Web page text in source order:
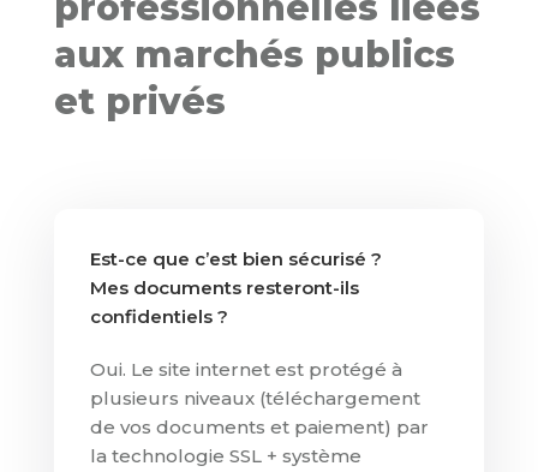
aux marchés publics
et privés
Est-ce que c’est bien sécurisé ?
Mes documents resteront-ils
confidentiels ?
Oui. Le site internet est protégé à
plusieurs niveaux (téléchargement
de vos documents et paiement) par
la technologie SSL + système